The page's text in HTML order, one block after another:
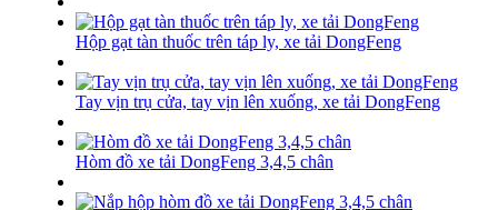
Hộp gạt tàn thuốc trên táp ly, xe tải DongFeng
Tay vịn trụ cửa, tay vịn lên xuống, xe tải DongFeng
Hòm đồ xe tải DongFeng 3,4,5 chân